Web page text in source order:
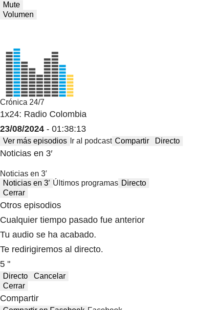
Mute
Volumen
Crónica 24/7
1x24: Radio Colombia
23/08/2024 - 01:38:13
Ver más episodios Ir al podcast Compartir Directo
Noticias en 3′
Noticias en 3′
Noticias en 3′ Últimos programas Directo
Cerrar
Otros episodios
Cualquier tiempo pasado fue anterior
Tu audio se ha acabado.
Te redirigiremos al directo.
5 "
Directo
Cancelar
Cerrar
Compartir